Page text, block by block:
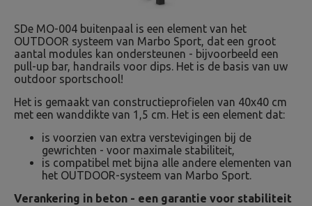
SDe MO-004 buitenpaal is een element van het
OUTDOOR systeem van Marbo Sport, dat een groot
aantal modules kan ondersteunen - bijvoorbeeld een
pull-up bar, handrails voor dips. Het is de basis van uw
outdoor sportschool!
Het is gemaakt van constructieprofielen van 40x40 cm
met een wanddikte van 1,5 cm. Het is een element dat:
is voorzien van extra verstevigingen bij de
gewrichten - voor maximale stabiliteit,
is compatibel met bijna alle andere elementen van
het OUTDOOR-systeem van Marbo Sport.
Verankering in beton - een garantie voor stabiliteit